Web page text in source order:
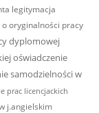
legitymacja
oryginalności pracy
dyplomowej
oświadczenie
samodzielności w
prac licencjackich
j.angielskim